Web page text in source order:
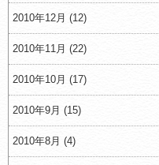
2010年12月 (12)
2010年11月 (22)
2010年10月 (17)
2010年9月 (15)
2010年8月 (4)